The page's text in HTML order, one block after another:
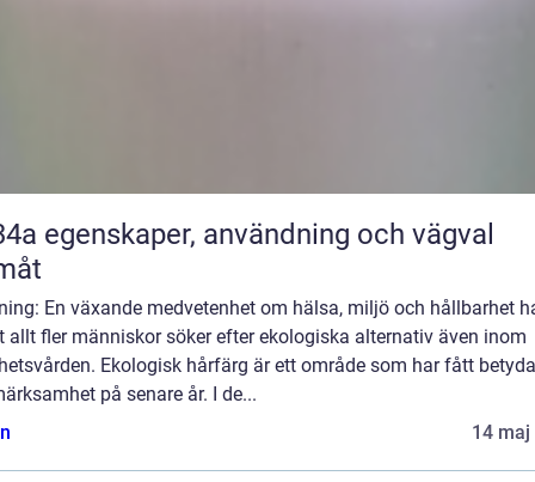
och vägval
En växande medvetenhet om hälsa, miljö och hållbarhet
allt fler människor söker efter ekologiska alternativ även inom
Ekologisk hårfärg är ett område som har fått
på senare år. I de...
14 maj